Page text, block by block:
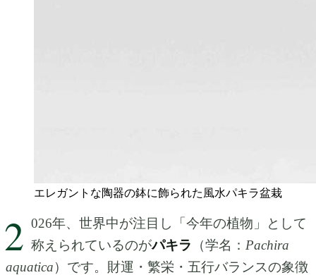
エレガントな陶器の鉢に飾られた風水パキラ盆栽
2 026年、世界中が注目し「今年の植物」として
称えられているのがパキラ （学名： Pachira
aquatica）です。財運・繁栄・五行バランスの象徴